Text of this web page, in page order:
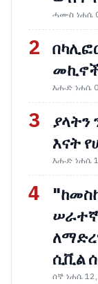
ሓሙስ ነሐሴ
2
እሑድ ነሐሴ
3
እናት
እሑድ ነሐሴ
4
ሲቪል
ሰኞ ነሐሴ